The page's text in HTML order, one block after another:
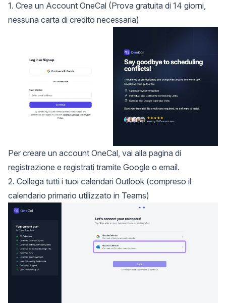
1. Crea un Account OneCal (Prova gratuita di 14 giorni,
nessuna carta di credito necessaria)
Per creare un account OneCal, vai alla pagina di
registrazione e registrati tramite Google o email.
2. Collega tutti i tuoi calendari Outlook (compreso il
calendario primario utilizzato in Teams)